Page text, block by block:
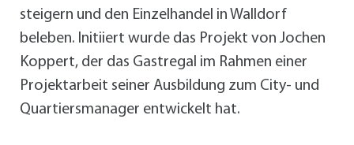
steigern und den Einzelhandel in Walldorf
beleben. Initiiert wurde das Projekt von Jochen
Koppert, der das Gastregal im Rahmen einer
Projektarbeit seiner Ausbildung zum City- und
Quartiersmanager entwickelt hat.